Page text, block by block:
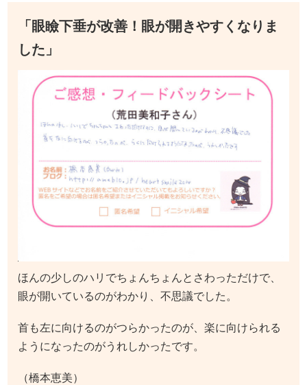
「眼瞼下垂が改善！眼が開きやすくなりま
した」
ほんの少しのハリでちょんちょんとさわっただけで、
眼が開いているのがわかり、不思議でした。
首も左に向けるのがつらかったのが、楽に向けられる
ようになったのがうれしかったです。
（橋本恵美）